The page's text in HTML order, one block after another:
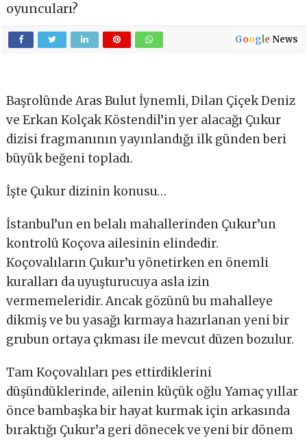
oyuncuları?
Google News
Başrolünde Aras Bulut İynemli, Dilan Çiçek Deniz
ve Erkan Kolçak Köstendil’in yer alacağı Çukur
dizisi fragmanının yayınlandığı ilk günden beri
büyük beğeni topladı.
İşte Çukur dizinin konusu…
İstanbul’un en belalı mahallerinden Çukur’un
kontrolü Koçova ailesinin elindedir.
Koçovalıların Çukur’u yönetirken en önemli
kuralları da uyuşturucuya asla izin
vermemeleridir. Ancak gözünü bu mahalleye
dikmiş ve bu yasağı kırmaya hazırlanan yeni bir
grubun ortaya çıkması ile mevcut düzen bozulur.
Tam Koçovalıları pes ettirdiklerini
düşündüklerinde, ailenin küçük oğlu Yamaç yıllar
önce bambaşka bir hayat kurmak için arkasında
bıraktığı Çukur’a geri dönecek ve yeni bir dönem